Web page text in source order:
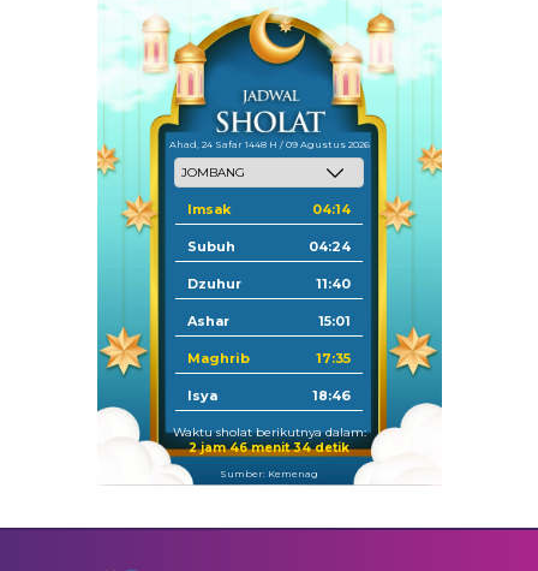
Ahad, 24 Safar 1448 H / 09 Agustus 2026
Imsak 04:14
Subuh 04:24
Dzuhur 11:40
Ashar 15:01
Maghrib 17:35
Isya 18:46
Waktu sholat berikutnya dalam:
2 jam 46 menit 34 detik
Sumber: Kemenag